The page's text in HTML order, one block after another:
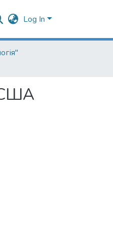
Log In
США